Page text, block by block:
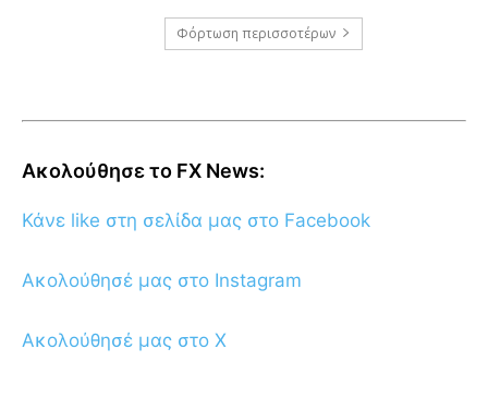
Φόρτωση περισσοτέρων
Ακολούθησε το FX News:
Κάνε like στη σελίδα μας στο Facebook
Ακολούθησέ μας στο Instagram
Ακολούθησέ μας στο X